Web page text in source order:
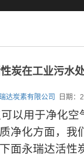
炭在工业污水
达炭素有限公司 日期：
用于净化空
净化方面，我
面永瑞达活性